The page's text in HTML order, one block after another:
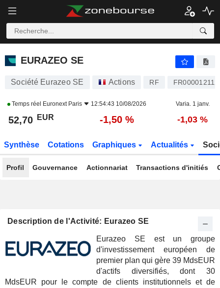
EURAZEO SE
EURAZEO SE
Société Eurazeo SE Actions RF
Temps réel Euronext Paris 12:54:43 10/08/2026 Varia. 1 janv.
52,70 EUR -1,50 % -1,03 %
Synthèse Cotations Graphiques Actualités
Profil Gouvernance Actionnariat Transactions d'initiés
Description de l'Activité: Eurazeo SE
Eurazeo SE est un groupe
d'investissement européen de
premier plan qui gère 39 MdsEUR
d'actifs diversifiés, dont 30
MdsEUR pour le compte de clients institutionnels et de